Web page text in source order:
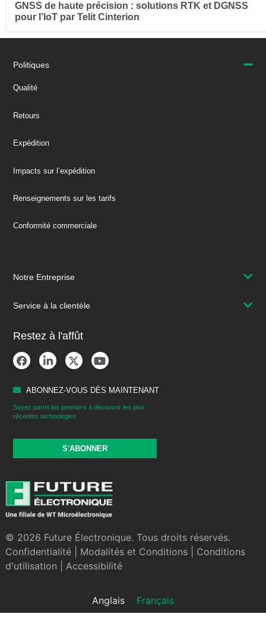
GNSS de haute précision : solutions RTK et DGNSS
pour l’IoT par Telit Cinterion
Politiques
Qualité
Retours
Expédition
Impacts sur l’expédition
Renseignements sur les tarifs
Conformité commerciale
Notre Entreprise
Service à la clientèle
Restez à l'affût
ABONNEZ-VOUS DÈS MAINTENANT
Soyez parmi les premiers à découvrir les plus
récentes technologies
S'ABONNER
© 2026 Future Électronique. Tous droits réservés.
Confidentialité| Modalités et Conditions| Conditions
d'utilisation
Accessibilité
Anglais Français